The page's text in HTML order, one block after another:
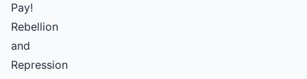
Pay!
Rebellion
and
Repression